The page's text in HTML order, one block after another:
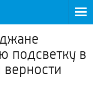
подсветку в